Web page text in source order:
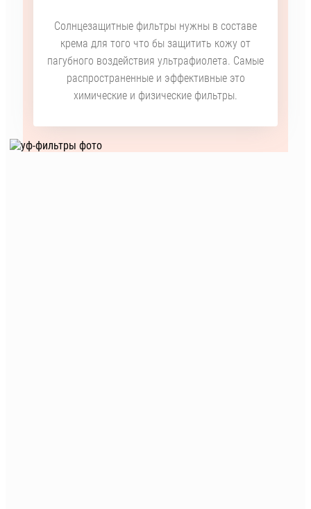
Солнцезащитные фильтры нужны в составе
крема для того что бы защитить кожу от
пагубного воздействия ультрафиолета. Самые
распространенные и эффективные это
химические и физические фильтры.